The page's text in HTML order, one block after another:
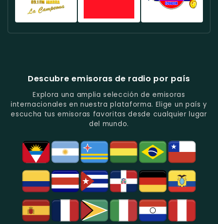
Quito.
Quito.
Música
Tropical
Y
Programas
Emisora
Con
Música
Del
Recuerdo
En
Quito.
Estación
De
Los
Deportes
En
Guayaquil.
Populares
Y
Folclore
En
Azogues.
Descubre emisoras de radio por país
Explora una amplia selección de emisoras
internacionales en nuestra plataforma. Elige un país y
escucha tus emisoras favoritas desde cualquier lugar
del mundo.